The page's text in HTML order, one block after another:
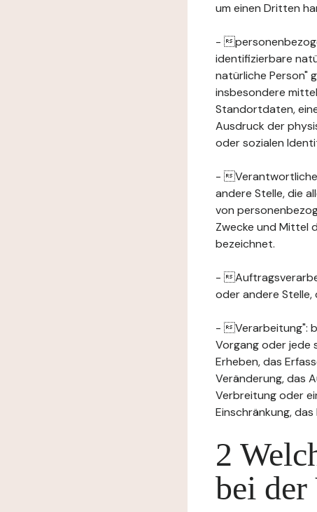
um einen Dritten
-
identifizierbare
natürliche Person"
insbesondere
Standortdaten,
Ausdruck der
oder sozialen
-
andere Stelle, die
von
Zwecke und Mittel
bezeichnet.
-
oder andere
- Verarbeitung":
Vorgang oder jede
Erheben, das
Veränderung, das
Verbreitung oder
Einschränkung,
2
bei